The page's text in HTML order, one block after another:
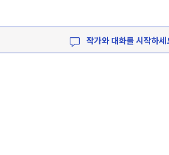
작가와 대화를 시작하세